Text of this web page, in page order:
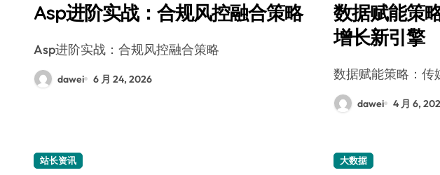
弹性计算赋能Android云架构性能跃迁
Windows高效搭建：精准管理运行库，加速创业
Asp进阶实战：合规风控融合策略
Asp进阶实战：合规风控融合策略
dawei 6 月 24, 2026
数据赋能策
增长新引擎
数据赋能策略：
dawei 4 月 6,
站长资讯 大数据